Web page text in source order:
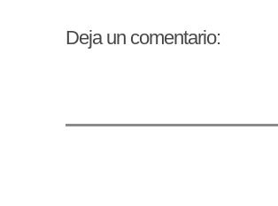
Deja un comentario: